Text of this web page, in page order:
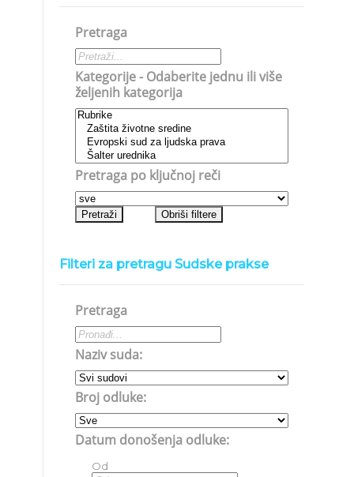
Pretraga
Kategorije - Odaberite jednu ili više
željenih kategorija
Pretraga po ključnoj reči
Filteri za pretragu Sudske prakse
Pretraga
Naziv suda:
Broj odluke:
Datum donošenja odluke:
Od